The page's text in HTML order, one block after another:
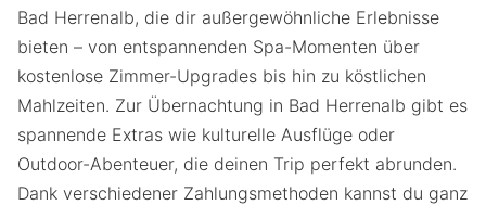
Bad Herrenalb, die dir außergewöhnliche Erlebnisse
bieten – von entspannenden Spa-Momenten über
kostenlose Zimmer-Upgrades bis hin zu köstlichen
Mahlzeiten. Zur Übernachtung in Bad Herrenalb gibt es
spannende Extras wie kulturelle Ausflüge oder
Outdoor-Abenteuer, die deinen Trip perfekt abrunden.
Dank verschiedener Zahlungsmethoden kannst du ganz